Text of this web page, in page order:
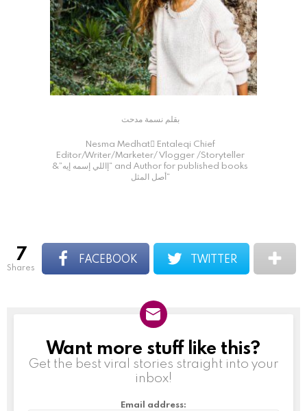
بقلم نسمة مدحت
Nesma Medhat ُEntaleqi Chief
Editor/Writer/Marketer/ Vlogger /Storyteller
and Author for published books “إاللي إسمه إيه”&
“أصل المثل
7
shares
FACEBOOK TWITTER
NEWSLETTER
Want more stuff like this?
Get the best viral stories straight into your
inbox!
Email address: